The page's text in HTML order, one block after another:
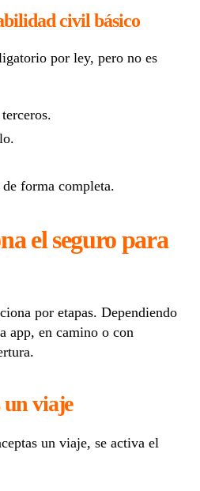
civil básico
por ley, pero no es
forma completa.
el seguro para
por etapas. Dependiendo
app, en camino o con
un viaje
un viaje, se activa el